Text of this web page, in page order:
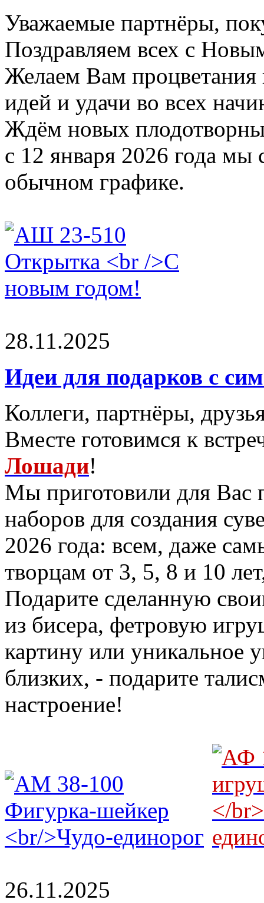
Уважаемые партнёры,
Поздравляем всех с
Желаем Вам процветания
идей и удачи во всех
Ждём новых
с 12 января 2026 года мы
обычном графике.
28.11.2025
Идеи для подарков с
Коллеги, партнёры,
Вместе готовимся к
Лошади!
Мы приготовили для Вас
наборов для создания
2026 года: всем, даже
творцам от 3, 5, 8 и 10
Подарите сделанную
из бисера, фетровую
картину или уникальное
близких, - подарите
настроение!
26.11.2025